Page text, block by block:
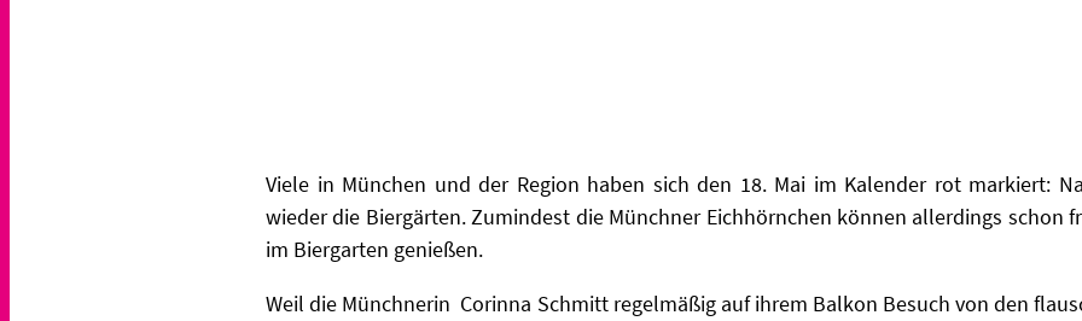
Viele in München und der Region haben sich den 18. Mai im Kalender rot markiert:
wieder die Biergärten. Zumindest die Münchner Eichhörnchen können allerdings schon
im Biergarten genießen.
Weil die Münchnerin Corinna Schmitt regelmäßig auf ihrem Balkon Besuch von den